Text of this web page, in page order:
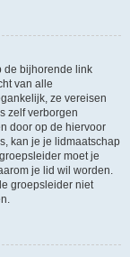
de bijhorende link
van alle
ze vereisen
zelf verborgen
door op de hiervoor
kan je je lidmaatschap
moet je
je lid wil worden.
groepsleider niet